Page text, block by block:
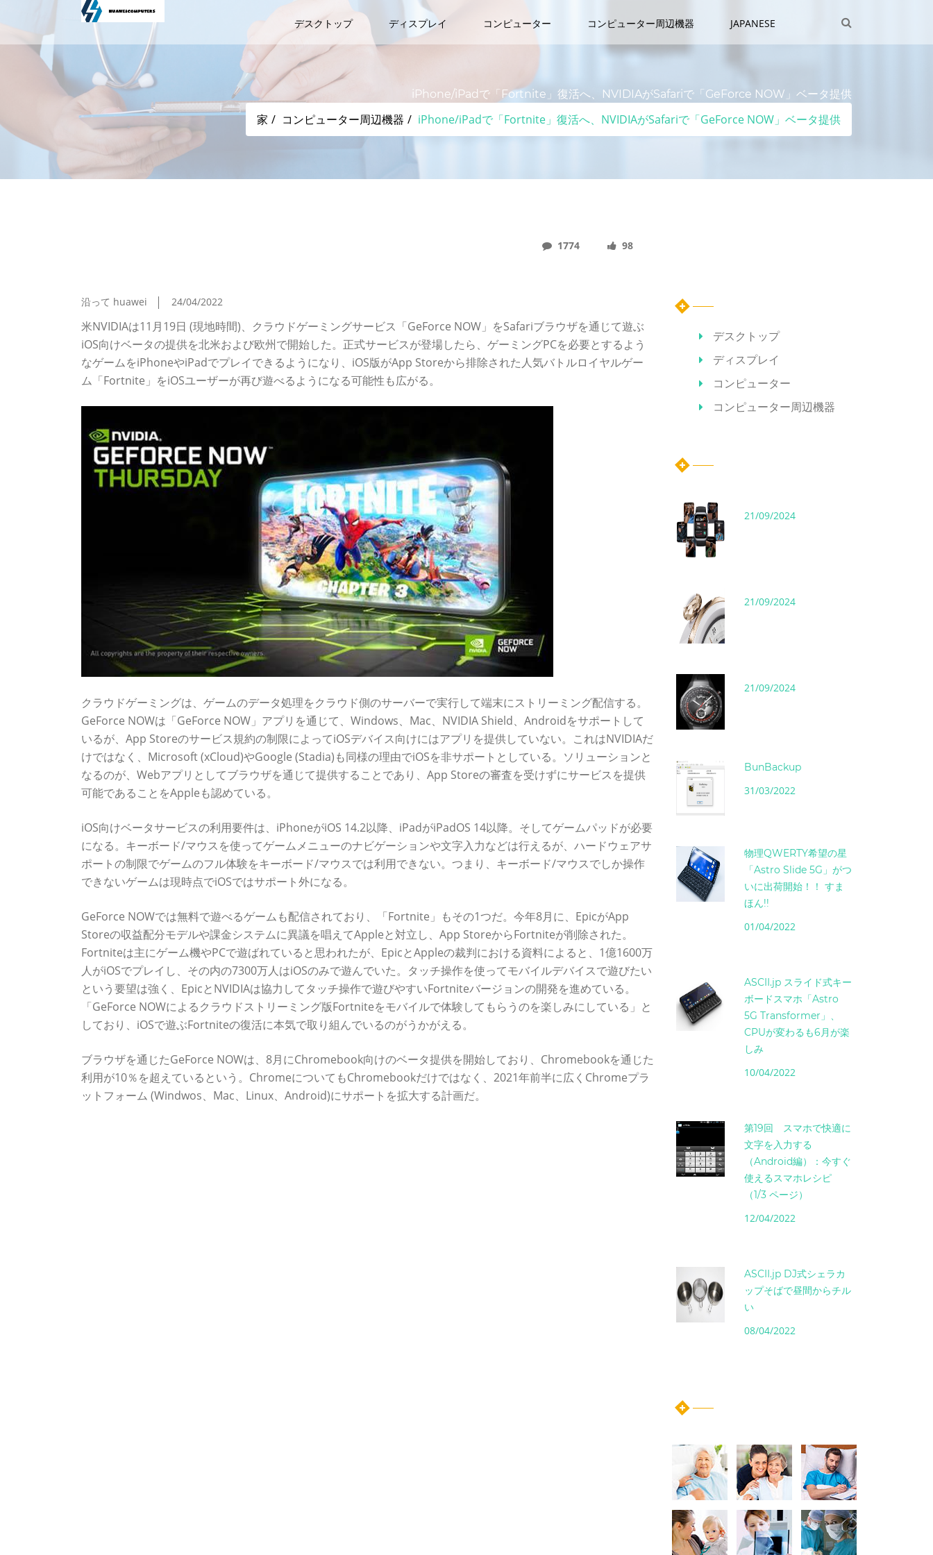
デスクトップ ディスプレイ コンピューター コンピューター周辺機器 JAPANESE
iPhone/iPadで「Fortnite」復活へ、NVIDIAがSafariで「GeForce NOW」ベータ提供
家 コンピューター周辺機器 iPhone/iPadで「Fortnite」復活へ、NVIDIAがSafariで「GeForce NOW」ベータ提供
1774 98
沿って huawei 24/04/2022
米NVIDIAは11月19日 (現地時間)、クラウドゲーミングサービス「GeForce NOW」をSafariブラウザを通じて遊ぶ
iOS向けベータの提供を北米および欧州で開始した。正式サービスが登場したら、ゲーミングPCを必要とするよう
なゲームをiPhoneやiPadでプレイできるようになり、iOS版がApp Storeから排除された人気バトルロイヤルゲー
ム「Fortnite」をiOSユーザーが再び遊べるようになる可能性も広がる。
クラウドゲーミングは、ゲームのデータ処理をクラウド側のサーバーで実行して端末にストリーミング配信する。
GeForce NOWは「GeForce NOW」アプリを通じて、Windows、Mac、NVIDIA Shield、Androidをサポートして
いるが、App Storeのサービス規約の制限によってiOSデバイス向けにはアプリを提供していない。これはNVIDIAだ
けではなく、Microsoft (xCloud)やGoogle (Stadia)も同様の理由でiOSを非サポートとしている。ソリューションと
なるのが、Webアプリとしてブラウザを通じて提供することであり、App Storeの審査を受けずにサービスを提供
可能であることをAppleも認めている。
iOS向けベータサービスの利用要件は、iPhoneがiOS 14.2以降、iPadがiPadOS 14以降。そしてゲームパッドが必要
になる。キーボード/マウスを使ってゲームメニューのナビゲーションや文字入力などは行えるが、ハードウェアサ
ポートの制限でゲームのフル体験をキーボード/マウスでは利用できない。つまり、キーボード/マウスでしか操作
できないゲームは現時点でiOSではサポート外になる。
GeForce NOWでは無料で遊べるゲームも配信されており、「Fortnite」もその1つだ。今年8月に、EpicがApp
Storeの収益配分モデルや課金システムに異議を唱えてAppleと対立し、App StoreからFortniteが削除された。
Fortniteは主にゲーム機やPCで遊ばれていると思われたが、EpicとAppleの裁判における資料によると、1億1600万
人がiOSでプレイし、その内の7300万人はiOSのみで遊んでいた。タッチ操作を使ってモバイルデバイスで遊びたい
という要望は強く、EpicとNVIDIAは協力してタッチ操作で遊びやすいFortniteバージョンの開発を進めている。
「GeForce NOWによるクラウドストリーミング版Fortniteをモバイルで体験してもらうのを楽しみにしている」と
しており、iOSで遊ぶFortniteの復活に本気で取り組んでいるのがうかがえる。
ブラウザを通じたGeForce NOWは、8月にChromebook向けのベータ提供を開始しており、Chromebookを通じた
利用が10％を超えているという。ChromeについてもChromebookだけではなく、2021年前半に広くChromeプラ
ットフォーム (Windwos、Mac、Linux、Android)にサポートを拡大する計画だ。
デスクトップ
ディスプレイ
コンピューター
コンピューター周辺機器
21/09/2024
21/09/2024
21/09/2024
BunBackup
31/03/2022
物理QWERTY希望の星
「Astro Slide 5G」がつ
いに出荷開始！！ すま
ほん!!
01/04/2022
ASCII.jp スライド式キー
ボードスマホ「Astro
5G Transformer」、
CPUが変わるも6月が楽
しみ
10/04/2022
第19回 スマホで快適に
文字を入力する
（Android編）：今すぐ
使えるスマホレシピ
（1/3 ページ）
12/04/2022
ASCII.jp DJ式シェラカ
ップそばで昼間からチル
い
08/04/2022